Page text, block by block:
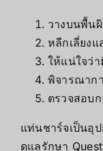
วางบนพื้น
หลีกเลี่ยงแ
ให้แน่ใจว่
พิจารณาก
ตรวจสอบ
แท่นชาร์จเป็นอุ
ดูแลรักษา